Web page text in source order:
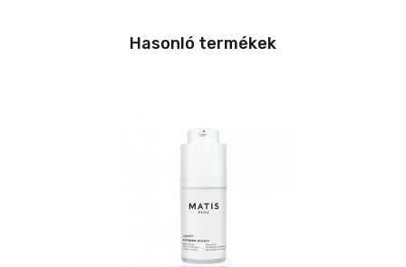
Hasonló termékek